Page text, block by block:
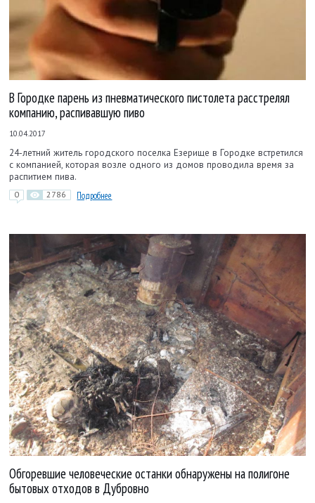
В Городке парень из пневматического пистолета расстрелял
компанию, распивавшую пиво
10.04.2017
24-летний житель городского поселка Езерище в Городке встретился
с компанией, которая возле одного из домов проводила время за
распитием пива.
0 2786 Подробнее
Обгоревшие человеческие останки обнаружены на полигоне
бытовых отходов в Дубровно